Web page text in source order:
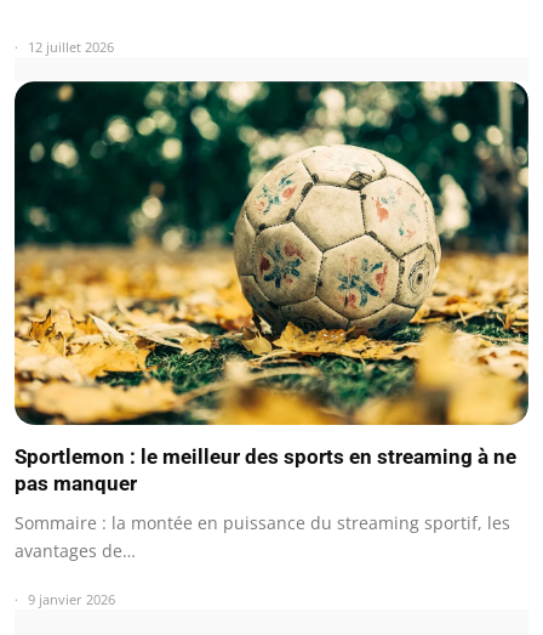
12 juillet 2026
Sportlemon : le meilleur des sports en streaming à ne
pas manquer
Sommaire : la montée en puissance du streaming sportif, les
avantages de…
9 janvier 2026